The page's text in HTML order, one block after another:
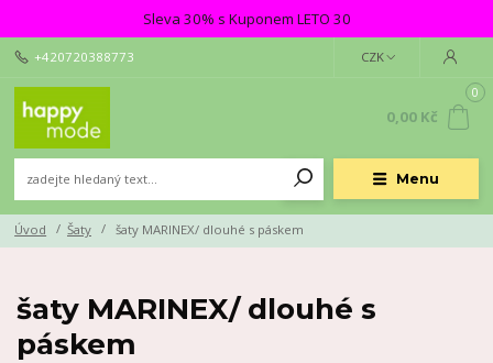
Sleva 30% s Kuponem LETO 30
Menu
CZK
+420720388773
0
0,00 Kč
Úvod Šaty šaty MARINEX/ dlouhé s páskem
šaty MARINEX/ dlouhé s
páskem